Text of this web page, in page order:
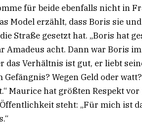
für beide ebenfalls nicht in
Model erzählt, dass Boris sie
Straße gesetzt hat. „Boris hat
Amadeus acht. Dann war Boris
das Verhältnis ist gut, er liebt
Wegen Geld oder
Maurice hat größten Respekt
steht: „Für mich ist